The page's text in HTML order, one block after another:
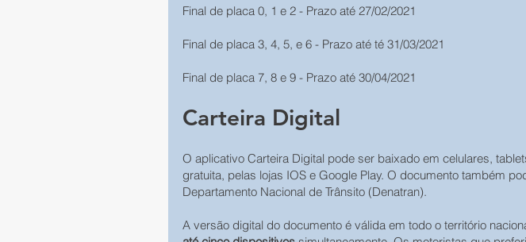
Final de placa 0, 1 e 2 - Prazo até 27/02/2021
Final de placa 3, 4, 5, e 6 - Prazo até té 31/03/2021
Final de placa 7, 8 e 9 - Prazo até 30/04/2021
Carteira Digital
O aplicativo Carteira Digital pode ser baixado em celulares,
gratuita, pelas lojas IOS e Google Play. O documento também
Departamento Nacional de Trânsito (Denatran).
A versão digital do documento é válida em todo o território